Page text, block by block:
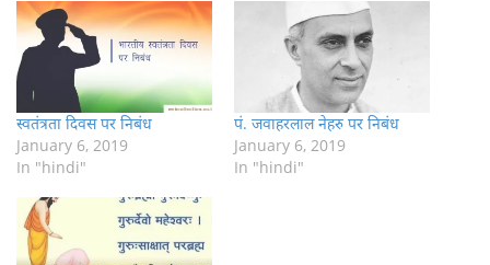
स्वतंत्रता दिवस पर निबंध
January 6, 2019
In "hindi"
पं. जवाहरलाल नेहरु पर निबंध
January 6, 2019
In "hindi"